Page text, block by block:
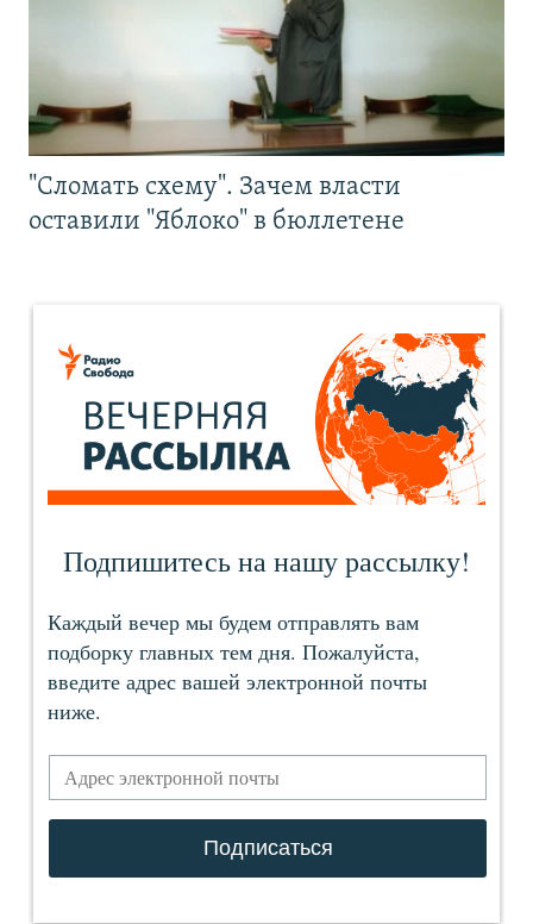
"Сломать схему". Зачем власти
оставили "Яблоко" в бюллетене